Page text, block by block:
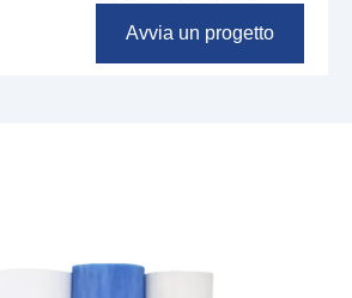
Avvia un progetto